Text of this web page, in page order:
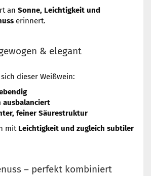
an Sonne, Leichtigkeit und
erinnert.
& elegant
dieser Weißwein:
ausbalanciert
feiner Säurestruktur
mit Leichtigkeit und zugleich subtiler
– perfekt kombiniert